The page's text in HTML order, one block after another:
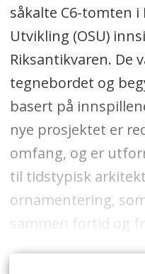
såkalte C6-tomten i
Utvikling (OSU)
Riksantikvaren. De
tegnebordet og
basert på
nye prosjektet er
omfang, og er
til tidstypisk
ornamentering,
sammen fortid og